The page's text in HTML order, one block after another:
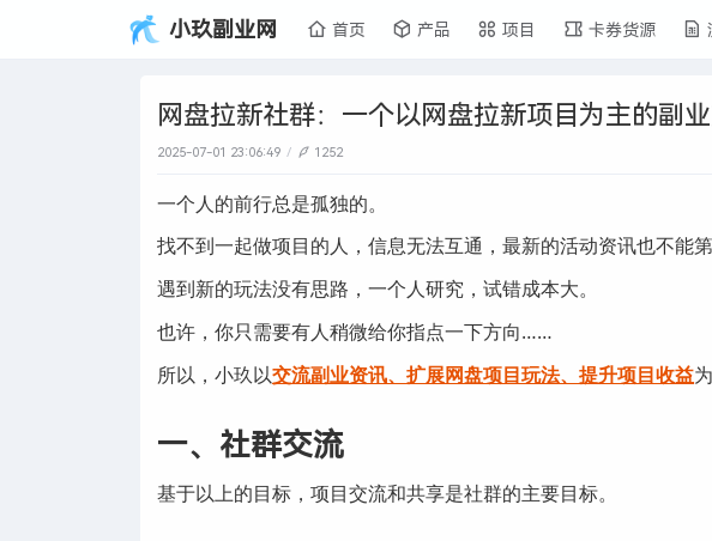
小玖副业网 首页 产品 项目 卡券货源
网盘拉新社群：一个以网盘拉新项目为主的副
2025-07-01 23:06:49 1252
一个人的前行总是孤独的。
找不到一起做项目的人，信息无法互通，最新的活动资讯也不能第
遇到新的玩法没有思路，一个人研究，试错成本大。
也许，你只需要有人稍微给你指点一下方向……
所以，小玖以交流副业资讯、扩展网盘项目玩法、提升项目收益
一、社群交流
基于以上的目标，项目交流和共享是社群的主要目标。